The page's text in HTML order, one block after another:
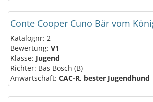
Conte Cooper Cuno Bär vom
Katalognr: 2
Bewertung: V1
Klasse: Jugend
Richter: Bas Bosch (B)
Anwartschaft: CAC-R, bester Jugendhund